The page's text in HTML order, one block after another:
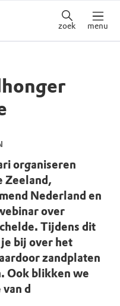
zoek menu
organiseren
Zeeland,
Nederland en
over
Tijdens dit
bij over het
zandplaten
Ook blikken we
d